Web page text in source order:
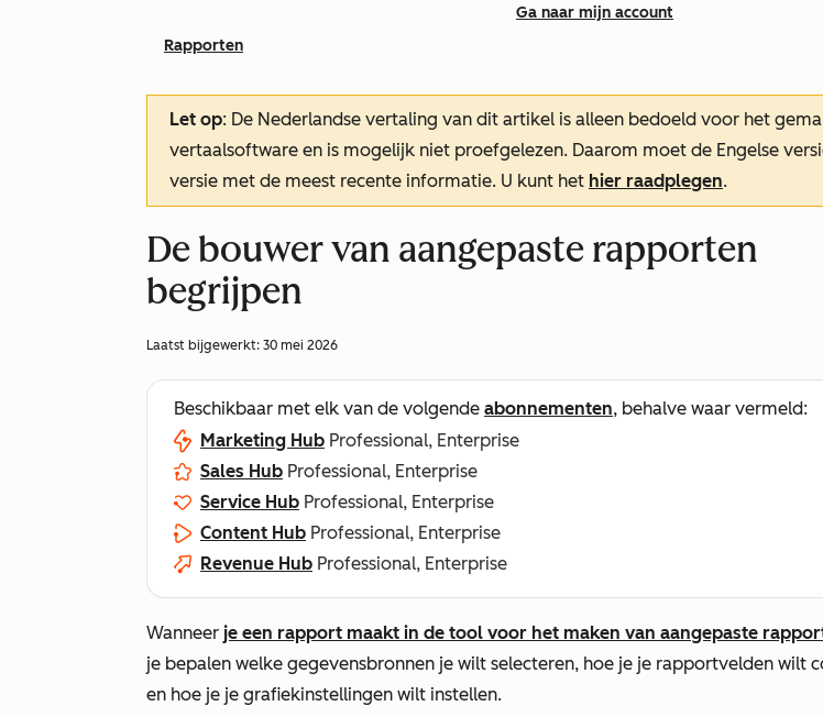
Ga naar mijn account
Rapporten
Let op: De Nederlandse vertaling van dit artikel is alleen bedoeld voor het
vertaalsoftware en is mogelijk niet proefgelezen. Daarom moet de Engelse
versie met de meest recente informatie. U kunt het hier raadplegen.
De bouwer van aangepaste rapporten
begrijpen
Laatst bijgewerkt: 30 mei 2026
Beschikbaar met elk van de volgende abonnementen, behalve waar vermeld:
Marketing Hub Professional, Enterprise
Sales Hub Professional, Enterprise
Service Hub Professional, Enterprise
Content Hub Professional, Enterprise
Revenue Hub Professional, Enterprise
Wanneer je een rapport maakt in de tool voor het maken van aangepaste
je bepalen welke gegevensbronnen je wilt selecteren, hoe je je rapportvelden wilt
en hoe je je grafiekinstellingen wilt instellen.